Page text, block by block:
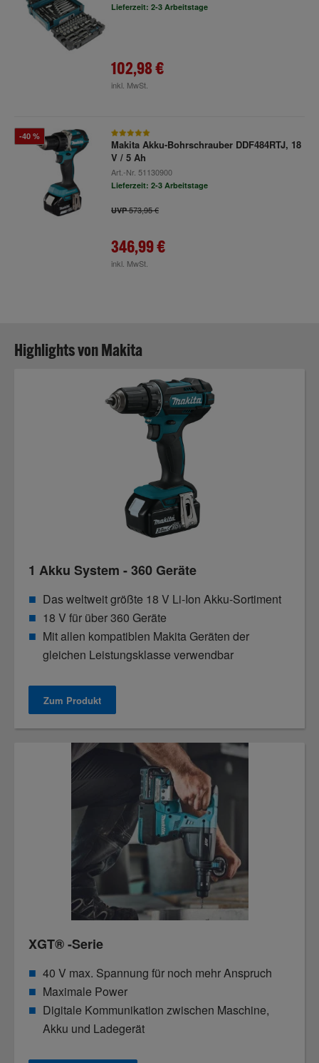
Lieferzeit: 2-3 Arbeitstage
102,98 €
inkl. MwSt.
-40 %
Makita Akku-Bohrschrauber DDF484RTJ, 18
V / 5 Ah
Art.-Nr. 51130900
Lieferzeit: 2-3 Arbeitstage
UVP573,95 €
346,99 €
inkl. MwSt.
Highlights von Makita
1 Akku System - 360 Geräte
Das weltweit größte 18 V Li-Ion Akku-Sortiment
18 V für über 360 Geräte
Mit allen kompatiblen Makita Geräten der
gleichen Leistungsklasse verwendbar
Zum Produkt
XGT® -Serie
40 V max. Spannung für noch mehr Anspruch
Maximale Power
Digitale Kommunikation zwischen Maschine,
Akku und Ladegerät